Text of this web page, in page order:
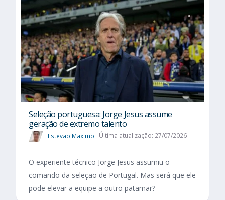
Seleção portuguesa: Jorge Jesus assume
geração de extremo talento
Estevão Maximo Última atualização: 27/07/2026
O experiente técnico Jorge Jesus assumiu o
comando da seleção de Portugal. Mas será que ele
pode elevar a equipe a outro patamar?